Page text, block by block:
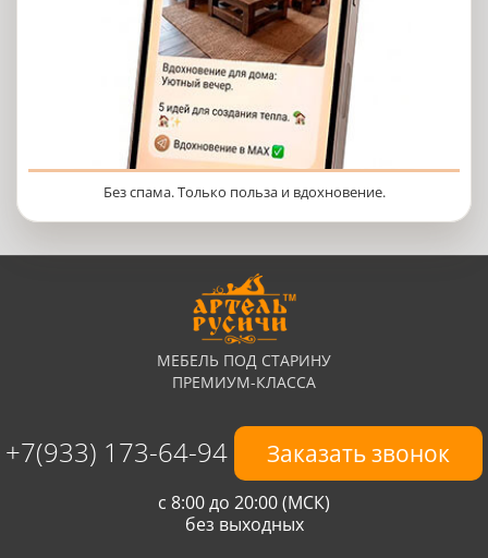
Без спама. Только польза и вдохновение.
МЕБЕЛЬ ПОД СТАРИНУ
ПРЕМИУМ-КЛАССА
+7(933) 173-64-94 Заказать звонок
с 8:00 до 20:00 (МСК)
без выходных